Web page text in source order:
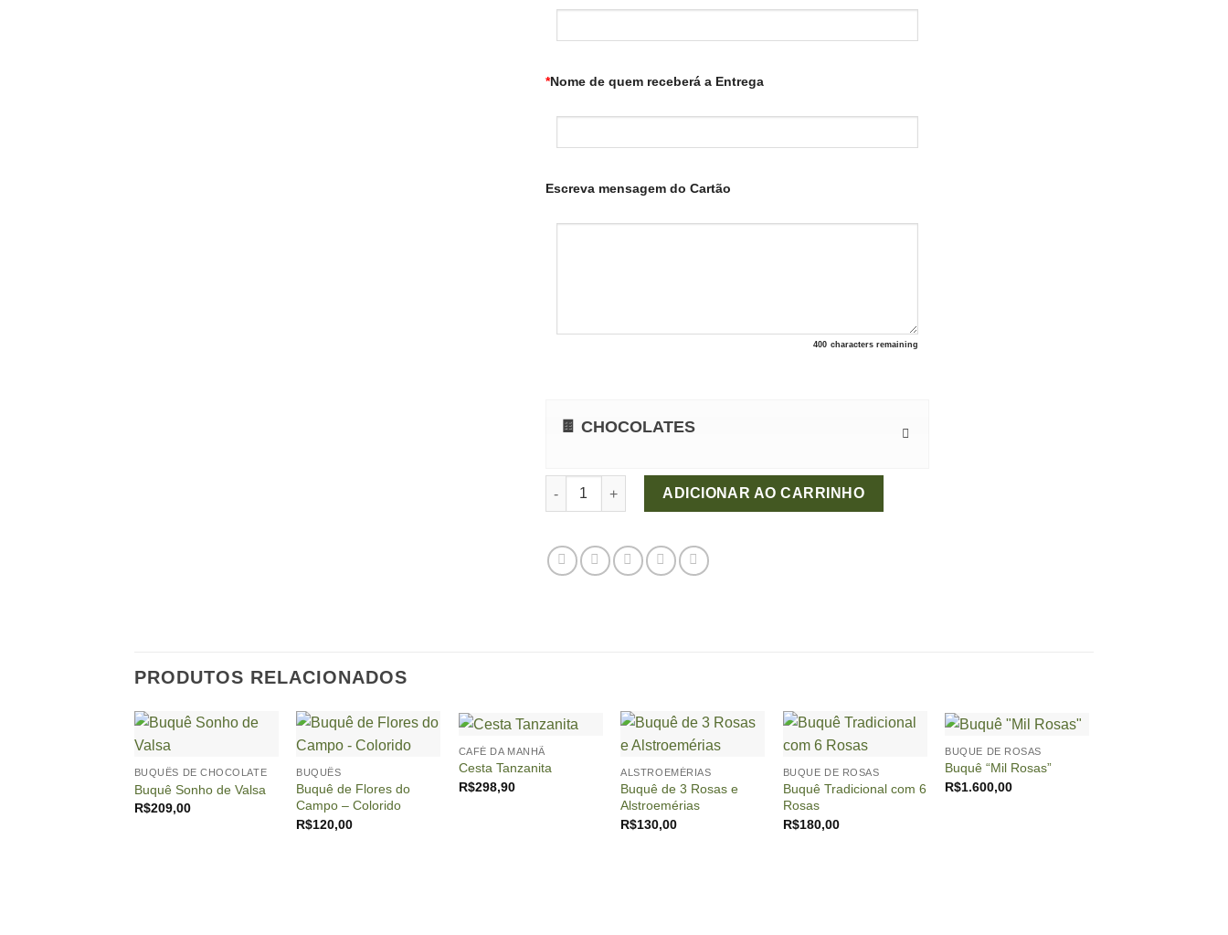
*Nome de quem receberá a Entrega
Escreva mensagem do Cartão
400 characters remaining
🍫 CHOCOLATES
Flor Essência quantidade
ADICIONAR AO CARRINHO
PRODUTOS RELACIONADOS
BUQUÊS DE CHOCOLATE
Buquê Sonho de Valsa
R$209,00
BUQUÊS
Buquê de Flores do
Campo – Colorido
R$120,00
+
CAFÉ DA MANHÃ
Cesta Tanzanita
R$298,90
+
ALSTROEMÉRIAS
Buquê de 3 Rosas e
Alstroemérias
R$130,00
BUQUE DE ROSAS
Buquê Tradicional com 6
Rosas
R$180,00
+
BUQUE DE ROSAS
Buquê “Mil Rosas”
R$1.600,00